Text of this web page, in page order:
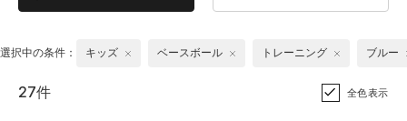
選択中の条件： キッズ ベースボール トレーニング ブルー
27件 全色表示